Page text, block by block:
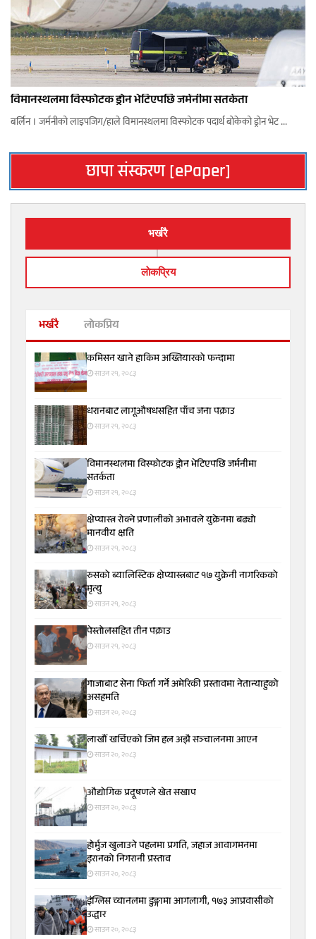
विमानस्थलमा विस्फोटक ड्रोन भेटिएपछि जर्मनीमा सतर्कता
बर्लिन । जर्मनीको लाइपजिग/हाले विमानस्थलमा विस्फोटक पदार्थ बोकेको ड्रोन भेट ...
छापा संस्करण [ePaper]
भर्खरै
लाेकप्रिय
भर्खरै लोकप्रिय
कमिसन खाने हाकिम अख्तियारको फन्दामा
साउन २१, २०८३
धरानबाट लागूऔषधसहित पाँच जना पक्राउ
साउन २१, २०८३
विमानस्थलमा विस्फोटक ड्रोन भेटिएपछि जर्मनीमा
सतर्कता
साउन २१, २०८३
क्षेप्यास्त्र रोक्ने प्रणालीको अभावले युक्रेनमा बढ्यो
मानवीय क्षति
साउन २१, २०८३
रुसको ब्यालिस्टिक क्षेप्यास्त्रबाट १७ युक्रेनी नागरिकको
मृत्यु
साउन २१, २०८३
पेस्तोलसहित तीन पक्राउ
साउन २१, २०८३
गाजाबाट सेना फिर्ता गर्ने अमेरिकी प्रस्तावमा नेतान्याहुको
असहमति
साउन २०, २०८३
लाखौँ खर्चिएको जिम हल अझै सञ्चालनमा आएन
साउन २०, २०८३
औद्योगिक प्रदूषणले खेत सखाप
साउन २०, २०८३
होर्मुज खुलाउने पहलमा प्रगति, जहाज आवागमनमा
इरानको निगरानी प्रस्ताव
साउन २०, २०८३
इंग्लिस च्यानलमा डुङ्गामा आगलागी, १७३ आप्रवासीको
उद्धार
साउन २०, २०८३